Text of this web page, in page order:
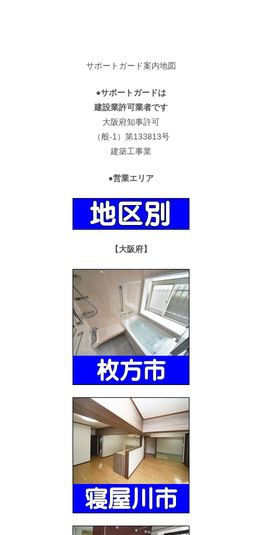
サポートガード案内地図
●サポートガードは
建設業許可業者です
大阪府知事許可
（般-1）第133813号
建築工事業
●営業エリア
【大阪府】